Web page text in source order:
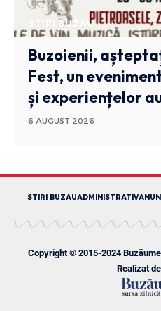
STIRI BUZAU
Buzoienii,
Fest, un
și experiențelor
6 AUGUST 2026
STIRI BUZAUADMINISTRATIV
Copyright © 2015-2024
Realizat de